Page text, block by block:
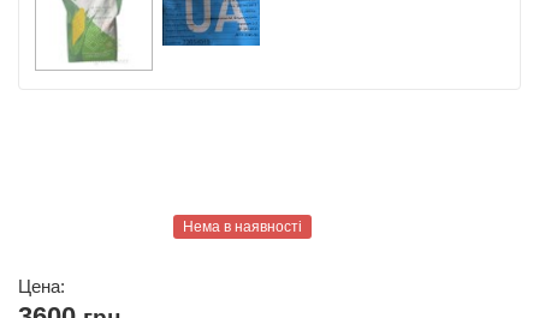
Нема в наявності
Цена: